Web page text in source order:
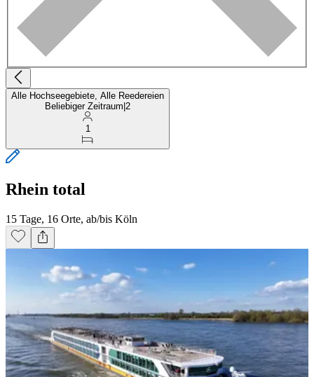
Alle Hochseegebiete, Alle Reedereien
Beliebiger Zeitraum 2
1
Rhein total
15 Tage, 16 Orte, ab/bis Köln